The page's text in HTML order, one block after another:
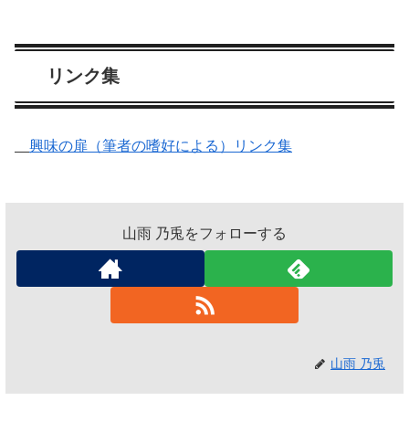
リンク集
興味の扉（筆者の嗜好による）リンク集
山雨 乃兎をフォローする
山雨 乃兎